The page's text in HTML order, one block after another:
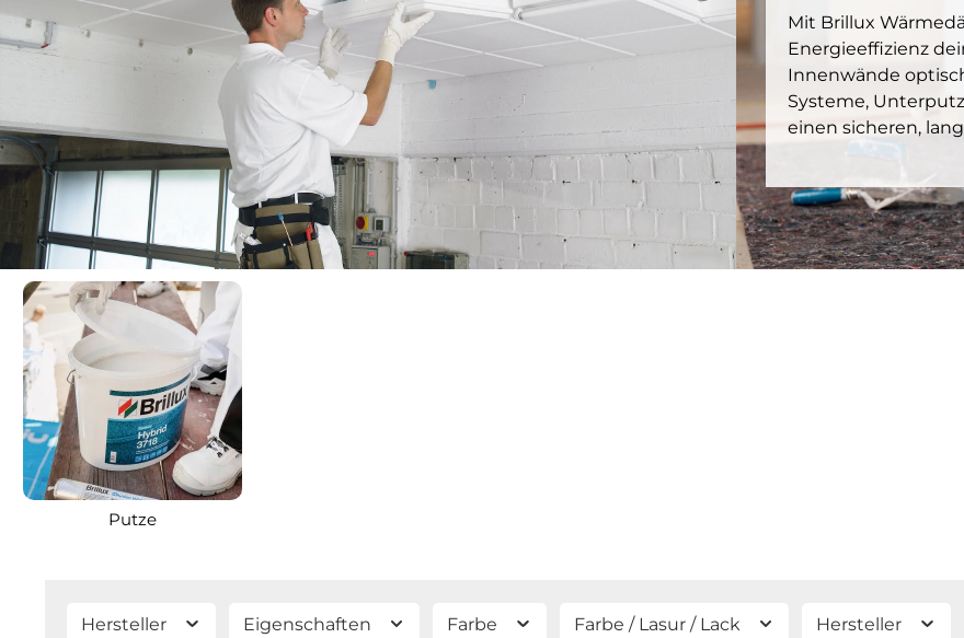
Mit Brillux
Energieeffizienz
Innenwände
Systeme,
einen sicheren,
Putze
Hersteller Eigenschaften Farbe Farbe / Lasur / Lack Hersteller